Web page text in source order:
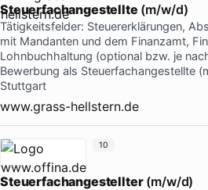
Steuerfachangestellte (m/w/d)
Tätigkeitsfelder: Steuererklärungen,
mit Mandanten und dem Finanzamt,
Lohnbuchhaltung (optional bzw. je
Bewerbung als Steuerfachangestellte
Stuttgart
www.grass-hellstern.de
Steuerfachangestellter(m/w/d)
10